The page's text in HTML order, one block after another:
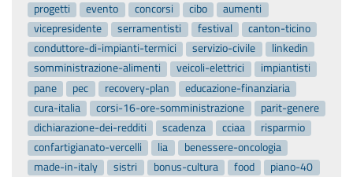
progetti
evento concorsi cibo
aumenti
vicepresidente
serramentisti festival
canton-ticino
conduttore-di-impianti-termici
servizio-civile
linkedin
somministrazione-alimenti
veicoli-elettrici
impiantisti
pane
pec recovery-plan
educazione-finanziaria
cura-italia
corsi-16-ore-somministrazione
parit-genere
dichiarazione-dei-redditi
scadenza cciaa
risparmio
confartigianato-vercelli
lia
benessere-oncologia
made-in-italy
sistri bonus-cultura food
piano-40